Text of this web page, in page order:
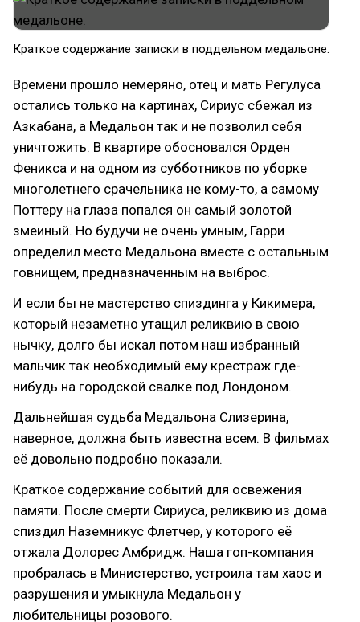
Краткое содержание записки в поддельном медальоне.
Времени прошло немеряно, отец и мать Регулуса
остались только на картинах, Сириус сбежал из
Азкабана, а Медальон так и не позволил себя
уничтожить. В квартире обосновался Орден
Феникса и на одном из субботников по уборке
многолетнего срачельника не кому-то, а самому
Поттеру на глаза попался он самый золотой
змеиный. Но будучи не очень умным, Гарри
определил место Медальона вместе с остальным
говнищем, предназначенным на выброс.
И если бы не мастерство спиздинга у Кикимера,
который незаметно утащил реликвию в свою
нычку, долго бы искал потом наш избранный
мальчик так необходимый ему крестраж где-
нибудь на городской свалке под Лондоном.
Дальнейшая судьба Медальона Слизерина,
наверное, должна быть известна всем. В фильмах
её довольно подробно показали.
Краткое содержание событий для освежения
памяти. После смерти Сириуса, реликвию из дома
спиздил Наземникус Флетчер, у которого её
отжала Долорес Амбридж. Наша гоп-компания
пробралась в Министерство, устроила там хаос и
разрушения и умыкнула Медальон у
любительницы розового.